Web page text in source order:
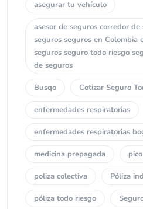
asegurar tu vehículo
asesor de seguros corredor de
seguros seguros en Colombia
seguros seguro todo riesgo
de seguros
Busqo Cotizar Seguro
enfermedades respiratorias
enfermedades respiratorias
medicina prepagada
poliza colectiva Póliza
póliza todo riesgo